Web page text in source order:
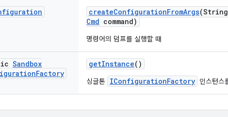
createConfigurationFromArgs
Cmd command)
명령어의 덤프를 실행할 때
Sandbox
Factory
getInstance()
싱글톤 IConfigurationFactory 인스턴스